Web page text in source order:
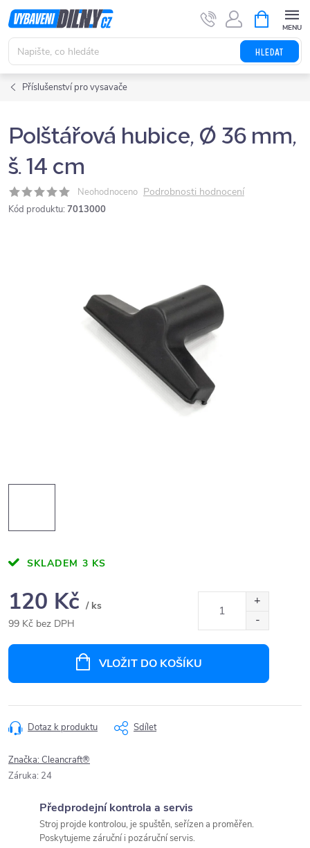
Přejít
na
obsah
HLEDAT
NÁKUPNÍ
KOŠÍK
Příslušenství pro vysavače
Polštářová hubice, Ø 36 mm,
š. 14 cm
Neohodnoceno Podrobnosti hodnocení
Kód produktu: 7013000
SKLADEM 3 KS
120 Kč / ks
99 Kč bez DPH
VLOŽIT DO KOŠÍKU
Dotaz k produktu Sdílet
Značka:Cleancraft®
Záruka: 24
Předprodejní kontrola a servis
Stroj projde kontrolou, je spuštěn, seřízen a proměřen.
Poskytujeme záruční i pozáruční servis.